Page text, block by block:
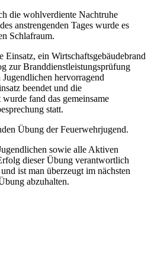
die wohlverdiente Nachtruhe
anstrengenden Tages wurde es
Schlafraum.
Einsatz, ein Wirtschaftsgebäudebrand
zur Branddienstleistungsprüfung
hervorragend
beendet und die
fand das gemeinsame
statt.
Übung der Feuerwehrjugend.
sowie alle Aktiven
dieser Übung verantwortlich
ist man überzeugt im nächsten
abzuhalten.